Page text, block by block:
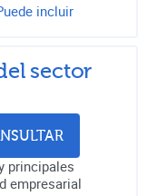
incluir
sector
principales
empresarial